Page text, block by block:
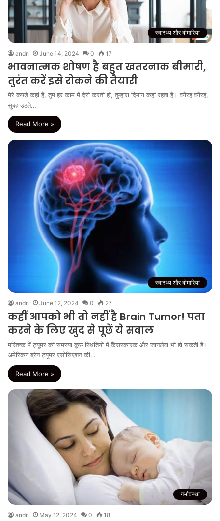
स्वास्थ्य और बीमारियां
andn June 14, 2024 0 17
भावनात्मक शोषण है बहुत खतरनाक बीमारी,
तुरंत करें इसे रोकने की तैयारी
मेरे कपड़े कहां हैं, तुम हर काम में देरी करती हो, तुम्हारा दिमाग कहां रहता है। वगैरह वगैरह,
सुबह उठते…
Read More »
स्वास्थ्य और बीमारियां
andn June 12, 2024 0 27
कहीं आपको भी तो नहीं है Brain Tumor! पता
करने के लिए खुद से पूछें ये सवाल
मस्तिष्क में ट्यूमर की समस्या कुछ स्थितियों में कैंसरकारक और जानलेवा भी हो सकती है।
अमेरिकन ब्रेन ट्यूमर एसोसिएशन की…
Read More »
गर्भावस्था
andn May 12, 2024 0 18